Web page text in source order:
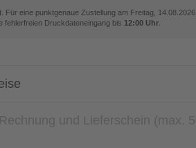
Für eine punktgenaue Zustellung am Freitag, 14.08.2026
fehlerfreien Druckdateneingang bis 12:00 Uhr